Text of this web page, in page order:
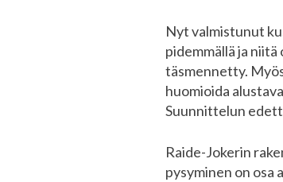
Nyt valmistunut
pidemmällä ja
täsmennetty.
huomioida
Suunnittelun
Raide-Jokerin
pysyminen on osa